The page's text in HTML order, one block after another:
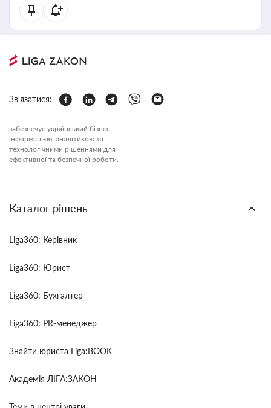
Зв'язатися:
забезпечує український бізнес
інформацією, аналітикою та
технологічними рішеннями для
ефективної та безпечної роботи.
Каталог рішень
Liga360: Керівник
Liga360: Юрист
Liga360: Бухгалтер
Liga360: PR-менеджер
Знайти юриста Liga:BOOK
Академія ЛІГА:ЗАКОН